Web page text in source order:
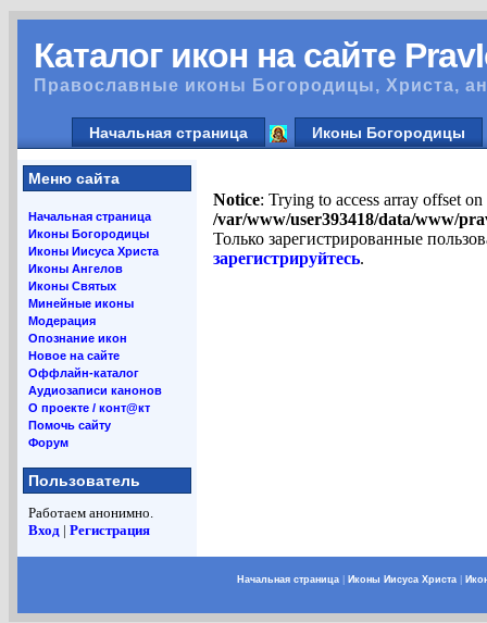
Каталог икон на сайте
Православные иконы Богородицы, Христа,
Начальная страница Иконы Богородицы
Меню сайта
Начальная страница
Иконы Богородицы
Иконы Иисуса Христа
Иконы Ангелов
Иконы Святых
Минейные иконы
Модерация
Опознание икон
Новое на сайте
Оффлайн-каталог
Аудиозаписи канонов
О проекте / конт@кт
Помочь сайту
Форум
Пользователь
Работаем анонимно.
Вход | Регистрация
Notice: Trying to access array offset
/var/www/user393418/data/www/
Только зарегистрированные
зарегистрируйтесь.
Начальная страница| Иконы Иисуса Христа|